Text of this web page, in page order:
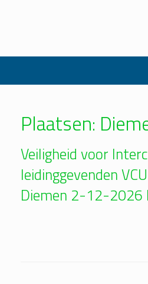
Plaatsen:
Veiligheid voor
leidinggevenden
Diemen 2-12-2026